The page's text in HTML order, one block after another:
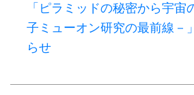
「ピラミッドの秘密から宇宙
子ミューオン研究の最前線－
らせ